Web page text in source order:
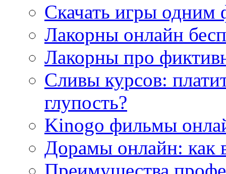
Скачать игры одним
Лакорны онлайн
Лакорны про
Сливы курсов:
глупость?
Kinogo фильмы
Дорамы онлайн: как